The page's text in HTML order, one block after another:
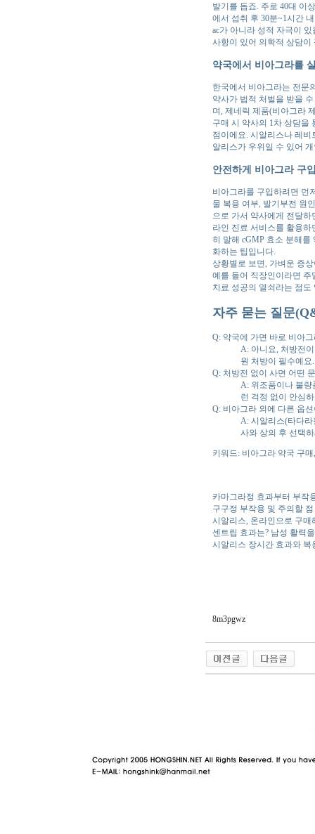
발기를 돕죠. 주로 40대 이
에서 섭취 후 30분~1시간
ac가 아니라 성적 자극이
사항이 있어 의학적 상담이
약국에서 비아그라를
한국에서 비아그라는 전문
약사가 법적 처벌을 받을
며, 제네릭 제품(비아그라
구매 시 약사의 1차 상담을
점이에요. 시알리스나 레
알리스가 우위일 수 있어
안전하게 비아그라 구
비아그라를 구입하려면 먼
물 복용 여부, 발기부전 원
으로 가서 약사에게 전달
라인 진료 서비스를 활용
히 말해 cGMP 효소 분해
화하는 팁입니다.
상황별로 보면, 가벼운 증
예를 들어 직장인이라면
치료 성공의 열쇠라는 점
자주 묻는 질문
Q: 약국에 가면 바로 비아
A: 아니요, 처방전
원 처방이 필수예
Q: 처방전 없이 사면 어떤
A: 위조품이나 불
런 걱정 없이 안심
Q: 비아그라 외에 다른 옵
A: 시알리스(타다
사와 상의 후 선택
키워드: 비아그라 약국 구
카마그라정 효과부터 부작
구구정 부작용 및 주의할 점
시알리스, 온라인으로 구매
센트립 효과는? 남성 활력
시알리스 장시간 효과와 복
8m3pgwz